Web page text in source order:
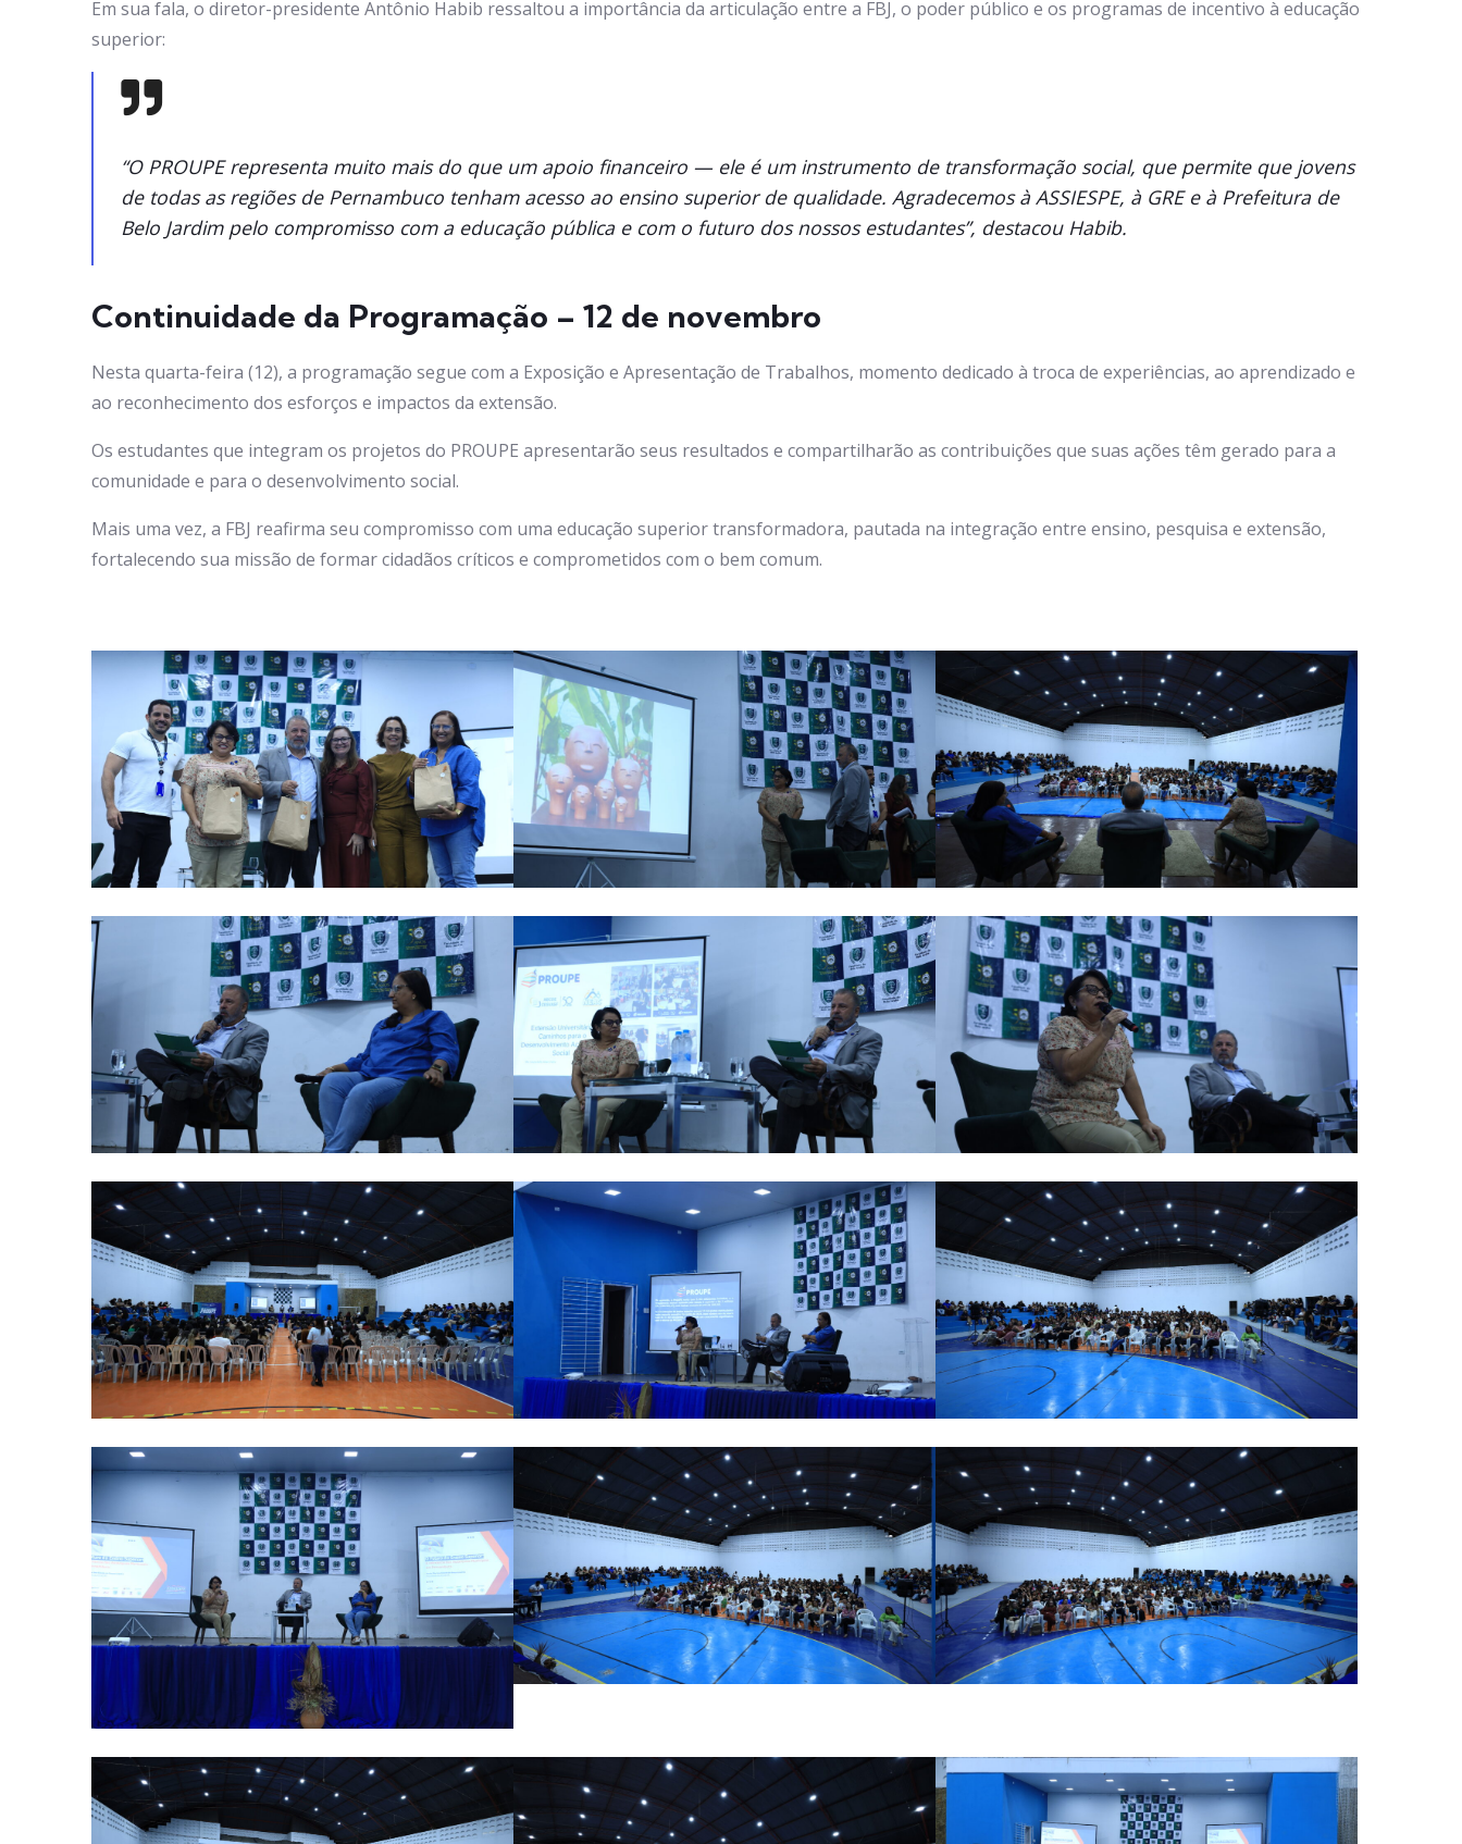
Em sua fala, o diretor-presidente Antônio Habib ressaltou a importância da articulação entre a FBJ, o poder público e os programas de incentivo à educação
superior:
“O PROUPE representa muito mais do que um apoio financeiro — ele é um instrumento de transformação social, que permite que jovens
de todas as regiões de Pernambuco tenham acesso ao ensino superior de qualidade. Agradecemos à ASSIESPE, à GRE e à Prefeitura de
Belo Jardim pelo compromisso com a educação pública e com o futuro dos nossos estudantes”, destacou Habib.
Continuidade da Programação – 12 de novembro
Nesta quarta-feira (12), a programação segue com a Exposição e Apresentação de Trabalhos, momento dedicado à troca de experiências, ao aprendizado e
ao reconhecimento dos esforços e impactos da extensão.
Os estudantes que integram os projetos do PROUPE apresentarão seus resultados e compartilharão as contribuições que suas ações têm gerado para a
comunidade e para o desenvolvimento social.
Mais uma vez, a FBJ reafirma seu compromisso com uma educação superior transformadora, pautada na integração entre ensino, pesquisa e extensão,
fortalecendo sua missão de formar cidadãos críticos e comprometidos com o bem comum.